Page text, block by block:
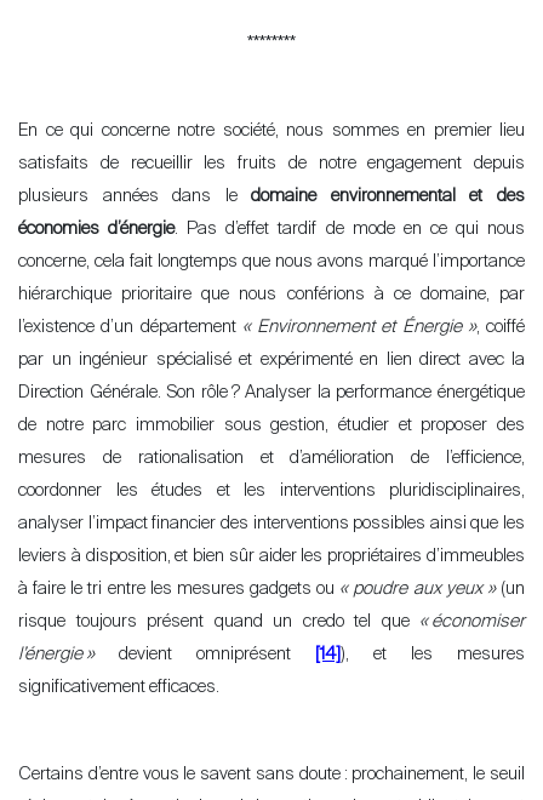
********
En ce qui concerne notre société, nous sommes en premier lieu
satisfaits de recueillir les fruits de notre engagement depuis
plusieurs années dans ledomaine environnemental et des
économies d ’énergie. Pas d ’effet tardif de mode en ce qui nous
concerne, cela fait longtemps que nous avons marqué l ’importance
hiérarchique prioritaire que nous conférions à ce domaine, par
’existence d’un département « Environnement et Énergie », coiffé
par un ingénieur spécialisé et expérimenté en lien direct avec la
Direction Générale. Son rôle ? Analyser la performance énergétique
de notre parc immobilier sous gestion, étudier et proposer des
mesures de rationalisation et d ’amélioration de l ’efficience,
coordonner les études et les interventions pluridisciplinaires,
analyser l’impact financier des interventions possibles ainsi que les
leviers à disposition, et bien sûr aider les propriétaires d ’immeubles
à faire le tri entre les mesures gadgets ou « poudre aux yeux »(un
risque toujours présent quand un credo tel que « économiser
l’énergie »devient omniprésent [14] ), et les mesures
significativement efficaces.
Certains d’entre vous le savent sans doute : prochainement, le seuil